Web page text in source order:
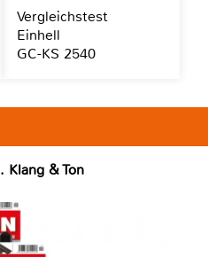
Klang & Ton
Vergleichstest
Einhell
GC-KS 2540